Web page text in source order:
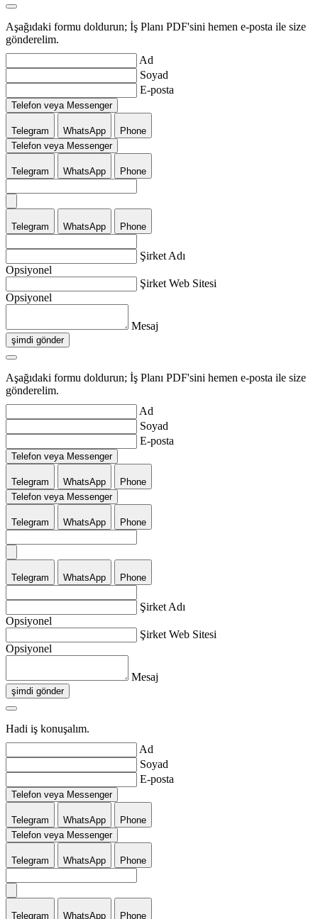
Aşağıdaki formu doldurun; İş Planı PDF'sini hemen e-posta ile size
gönderelim.
Ad
Soyad
E-posta
Telefon veya Messenger
Telegram WhatsApp
Phone
Telefon veya Messenger
Telegram WhatsApp Phone
Telegram WhatsApp Phone
Şirket Adı
Opsiyonel
Şirket Web Sitesi
Opsiyonel
Mesaj
şimdi gönder
Aşağıdaki formu doldurun; İş Planı PDF'sini hemen e-posta ile size
gönderelim.
Ad
Soyad
E-posta
Telefon veya Messenger
Telegram WhatsApp
Phone
Telefon veya Messenger
Telegram WhatsApp Phone
Telegram WhatsApp Phone
Şirket Adı
Opsiyonel
Şirket Web Sitesi
Opsiyonel
Mesaj
şimdi gönder
Hadi iş konuşalım.
Ad
Soyad
E-posta
Telefon veya Messenger
Telegram WhatsApp
Phone
Telefon veya Messenger
Telegram WhatsApp Phone
Telegram WhatsApp Phone